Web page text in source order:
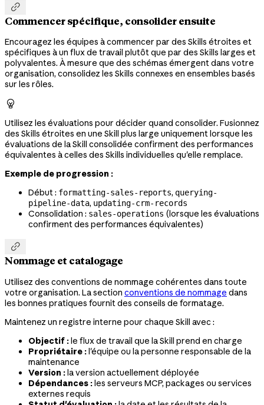

Commencer spécifique, consolider ensuite
Encouragez les équipes à commencer par des Skills étroites et
spécifiques à un flux de travail plutôt que par des Skills larges et
polyvalentes. À mesure que des schémas émergent dans votre
organisation, consolidez les Skills connexes en ensembles basés
sur les rôles.

Utilisez les évaluations pour décider quand consolider. Fusionnez
des Skills étroites en une Skill plus large uniquement lorsque les
évaluations de la Skill consolidée confirment des performances
équivalentes à celles des Skills individuelles qu'elle remplace.
Exemple de progression :
Début : formatting-sales-reports, querying-
pipeline-data, updating-crm-records
Consolidation : sales-operations (lorsque les évaluations
confirment des performances équivalentes)

Nommage et catalogage
Utilisez des conventions de nommage cohérentes dans toute
votre organisation. La section conventions de nommage dans
les bonnes pratiques fournit des conseils de formatage.
Maintenez un registre interne pour chaque Skill avec :
Objectif :le flux de travail que la Skill prend en charge
Propriétaire :l'équipe ou la personne responsable de la
maintenance
Version :la version actuellement déployée
Dépendances :les serveurs MCP, packages ou services
externes requis